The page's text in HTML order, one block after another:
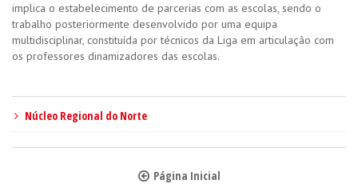
implica o estabelecimento de parcerias com as escolas, sendo o
trabalho posteriormente desenvolvido por uma equipa
multidisciplinar, constituída por técnicos da Liga em articulação com
os professores dinamizadores das escolas.
Núcleo Regional do Norte
Página Inicial